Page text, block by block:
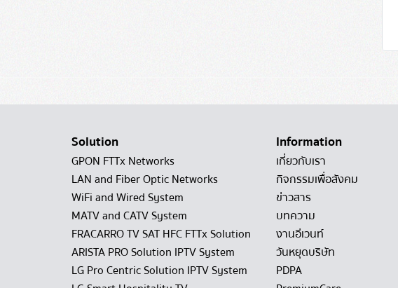
Solution
GPON FTTx Networks
LAN and Fiber Optic Networks
WiFi and Wired System
MATV and CATV System
FRACARRO TV SAT HFC FTTx Solution
ARISTA PRO Solution IPTV System
LG Pro Centric Solution IPTV System
Information
เกี่ยวกับเรา
กิจกรรมเพื่อสังคม
ข่าวสาร
บทความ
งานอีเวนท์
วันหยุดบริษัท
PDPA